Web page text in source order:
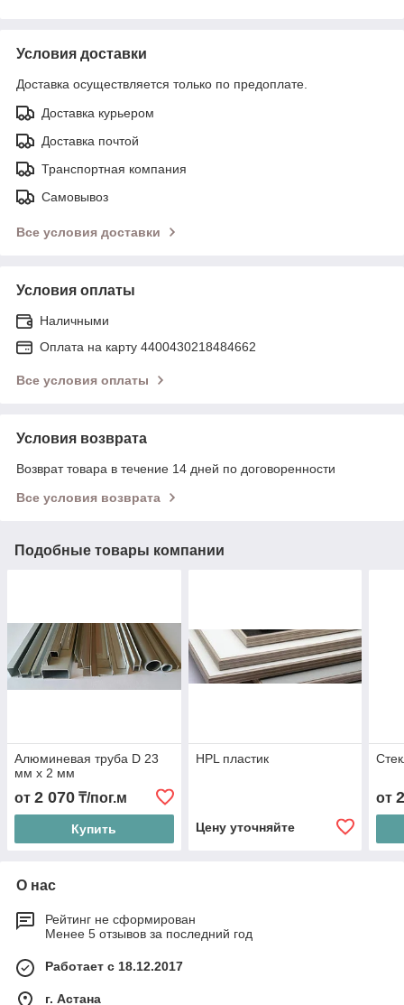
Условия доставки
Доставка осуществляется только по предоплате.
Доставка курьером
Доставка почтой
Транспортная компания
Самовывоз
Все условия доставки
Условия оплаты
Наличными
Оплата на карту 4400430218484662
Все условия оплаты
Условия возврата
Возврат товара в течение 14 дней по договоренности
Все условия возврата
Подобные товары компании
Алюминевая труба D 23
мм х 2 мм
от 2 070 ₸/пог.м
Купить
HPL пластик
Цену уточняйте
от
О нас
Рейтинг не сформирован
Менее 5 отзывов за последний год
Работает с 18.12.2017
г. Астана